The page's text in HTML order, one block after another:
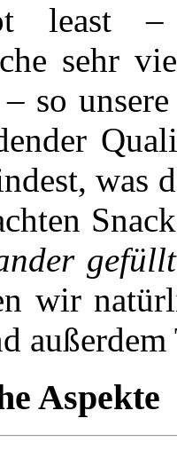
least –
sehr
so
was
wir
Aspekte